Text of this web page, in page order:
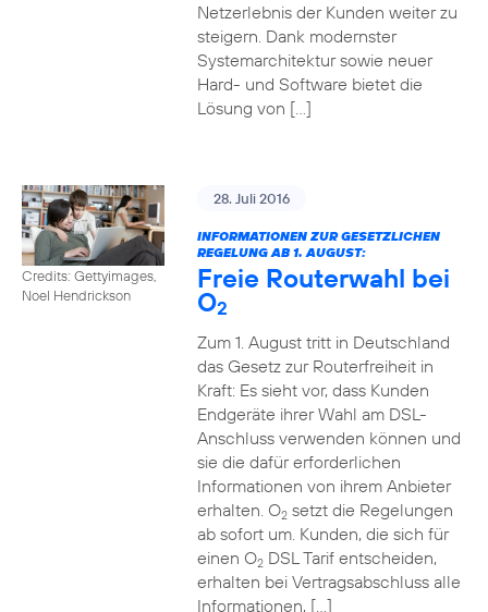
Netzerlebnis der Kunden weiter zu
steigern. Dank modernster
Systemarchitektur sowie neuer
Hard- und Software bietet die
Lösung von […]
Credits: Gettyimages,
Noel Hendrickson
28. Juli 2016
INFORMATIONEN ZUR GESETZLICHEN
REGELUNG AB 1. AUGUST:
Freie Routerwahl bei
O2
Zum 1. August tritt in Deutschland
das Gesetz zur Routerfreiheit in
Kraft: Es sieht vor, dass Kunden
Endgeräte ihrer Wahl am DSL-
Anschluss verwenden können und
sie die dafür erforderlichen
Informationen von ihrem Anbieter
erhalten. O2setzt die Regelungen
ab sofort um. Kunden, die sich für
einen O2DSL Tarif entscheiden,
erhalten bei Vertragsabschluss alle
Informationen, […]